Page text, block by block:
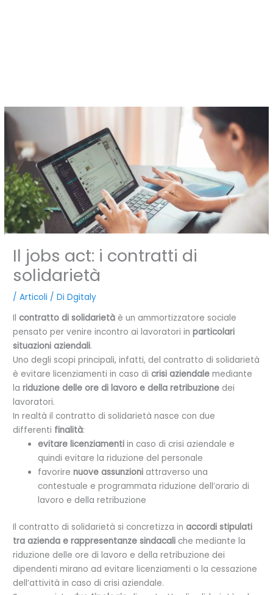
Il jobs act: i contratti di
solidarietà
/Articoli / DiDgitaly
Ilcontratto di solidarietà è un ammortizzatore sociale
pensato per venire incontro ai lavoratori inparticolari
situazioni aziendali.
Uno degli scopi principali, infatti, del contratto di solidarietà
è evitare licenziamenti in caso dicrisi aziendale mediante
lariduzione delle ore di lavoro e della retribuzione dei
lavoratori.
In realtà il contratto di solidarietà nasce con due
differenti finalità:
evitare licenziamenti in caso di crisi aziendale e
quindi evitare la riduzione del personale
favorirenuove assunzioni attraverso una
contestuale e programmata riduzione dell’orario di
lavoro e della retribuzione
Il contratto di solidarietà si concretizza inaccordi stipulati
tra azienda e rappresentanze sindacali che mediante la
riduzione delle ore di lavoro e della retribuzione dei
dipendenti mirano ad evitare licenziamenti o la cessazione
dell’attività in caso di crisi aziendale.